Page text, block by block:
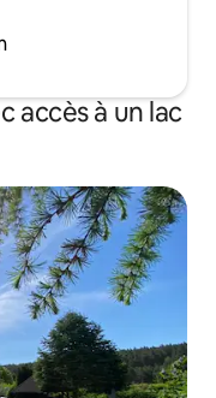
accès à un lac